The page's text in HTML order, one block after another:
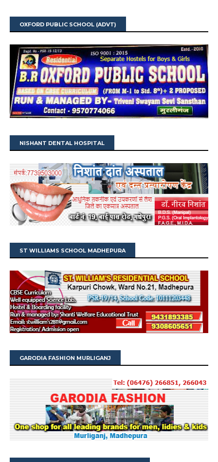
OXFORD PUBLIC SCHOOL (ADVT)
NISHANT DENTAL HOSPITAL
ST WILLIAMS SCHOOL MADHEPURA
GARODIA FASHION MURLIGANJ